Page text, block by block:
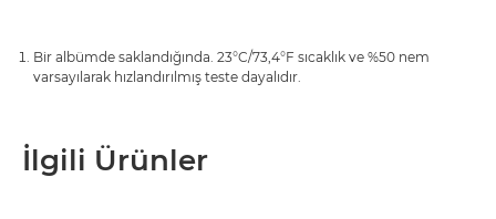
Bir albümde saklandığında. 23°C/73,4°F sıcaklık ve %50 nem
varsayılarak hızlandırılmış teste dayalıdır.
İlgili Ürünler